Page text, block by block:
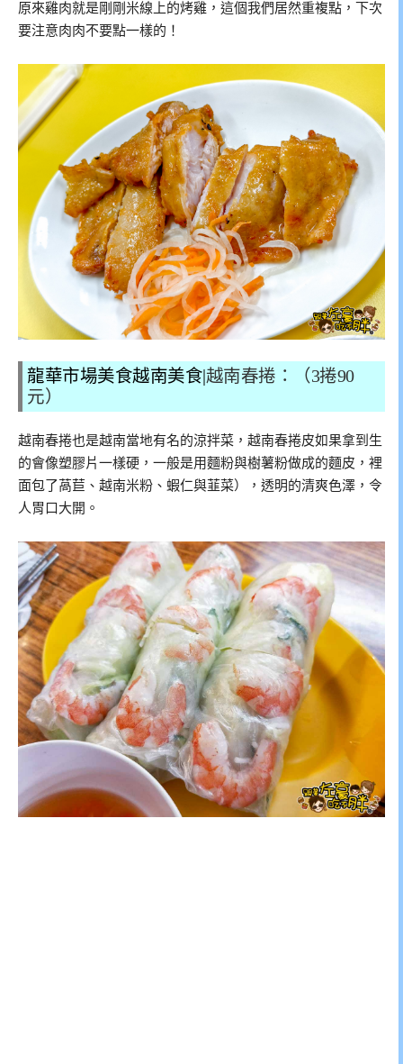
原來雞肉就是剛剛米線上的烤雞，這個我們居然重複點，下次
要注意肉肉不要點一樣的！
龍華市場美食越南美食|越南春捲：（3捲90
元）
越南春捲也是越南當地有名的涼拌菜，越南春捲皮如果拿到生
的會像塑膠片一樣硬，一般是用麵粉與樹薯粉做成的麵皮，裡
面包了萵苣、越南米粉、蝦仁與韮菜），透明的清爽色澤，令
人胃口大開。